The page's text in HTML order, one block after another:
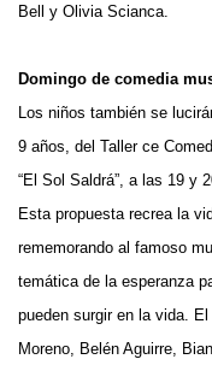
Bell y Olivia Scianca.
Domingo de comedia
Los niños también se
9 años, del Taller ce
“El Sol Saldrá”, a las 19 y
Esta propuesta recrea la
rememorando al famoso
temática de la esperanza
pueden surgir en la vida.
Moreno, Belén Aguirre,